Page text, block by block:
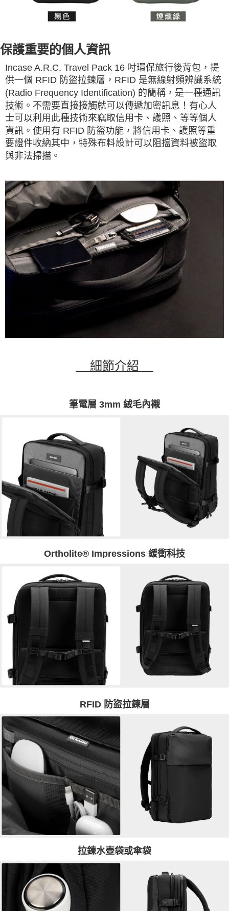
保護重要的個人資訊
Incase A.R.C. Travel Pack 16 吋環保旅行後背包，提
供一個 RFID 防盜拉鍊層，RFID 是無線射頻辨識系統
(Radio Frequency Identification) 的簡稱，是一種通訊
技術。不需要直接接觸就可以傳遞加密訊息！有心人
士可以利用此種技術來竊取信用卡、護照、等等個人
資訊。使用有 RFID 防盜功能，將信用卡、護照等重
要證件收納其中，特殊布料設計可以阻擋資料被盜取
與非法掃描。
細節介紹
筆電層 3mm 絨毛內襯
Ortholite® Impressions 緩衝科技
RFID 防盜拉鍊層
拉鍊水壺袋或傘袋